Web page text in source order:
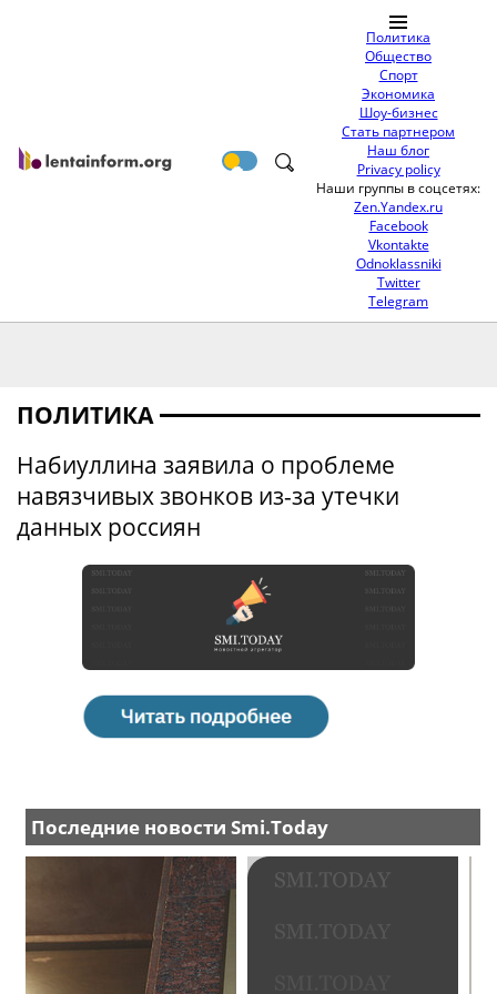
Политика
Общество
Спорт
Экономика
Шоу-бизнес
Стать партнером
Наш блог
Privacy policy
Наши группы в соцсетях:
Zen.Yandex.ru
Facebook
Vkontakte
Odnoklassniki
Twitter
Telegram
ПОЛИТИКА
Набиуллина заявила о проблеме
навязчивых звонков из-за утечки
данных россиян